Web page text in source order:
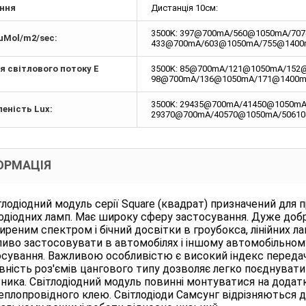
Дистанція 10см:
m2/sec:
3500K: 397@700mA/560@1050mA/
433@700mA/603@1050mA/
світлового потоку E
3500K: 85@700mA/121@1050mA/
98@700mA/136@1050mA/
Lux:
3500K: 29435@700mA/
29370@700mA/40570@1050mA/
модуль серії Square (квадрат) призначений для
ламп. Має широку сферу застосування. Дуже
спектром і бічний досвітки в гроубокса, лінійних
застосовувати в автомобілях і іншому
Важливою особливістю є високий індекс
роз'ємів цангового типу дозволяє легко
Світлодіодний модуль повинні монтуватися на
клею. Світлодіоди Самсунг